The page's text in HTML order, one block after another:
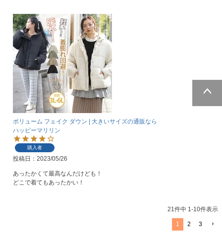
ボリューム フェイク ダウン | 大きいサイズの通販なら
ハッピーマリリン
購入者
投稿日 2023/05/26
あったかくて最高なんだけども！
どこで着てもあったかい！
21件中 1-10件表示
1 2 3